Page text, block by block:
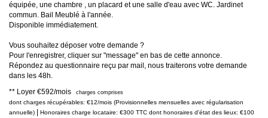
équipée, une chambre , un placard et une salle d'eau avec WC. Jardinet
commun. Bail Meublé à l'année.
Disponible immédiatement.
Vous souhaitez déposer votre demande ?
Pour l'enregistrer, cliquer sur "message" en bas de cette annonce.
Répondez au questionnaire reçu par mail, nous traiterons votre demande
dans les 48h.
** Loyer €592/mois charges comprises
dont charges récupérables: €12/mois (Provisionnelles mensuelles avec régularisation
annuelle)
Honoraires charge locataire: €300 TTC dont honoraires d'état des lieux: €100